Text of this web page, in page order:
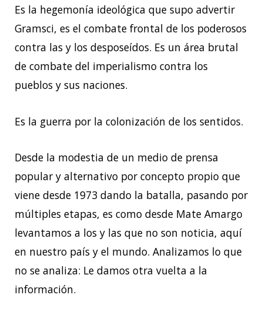
Es la hegemonía ideológica que supo advertir
Gramsci, es el combate frontal de los poderosos
contra las y los desposeídos. Es un área brutal
de combate del imperialismo contra los
pueblos y sus naciones.
Es la guerra por la colonización de los sentidos.
Desde la modestia de un medio de prensa
popular y alternativo por concepto propio que
viene desde 1973 dando la batalla, pasando por
múltiples etapas, es como desde Mate Amargo
levantamos a los y las que no son noticia, aquí
en nuestro país y el mundo. Analizamos lo que
no se analiza: Le damos otra vuelta a la
información.